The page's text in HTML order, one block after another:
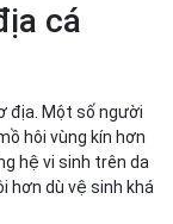
cá
địa. Một số người
hôi vùng kín hơn
hệ vi sinh trên da
hơn dù vệ sinh khá